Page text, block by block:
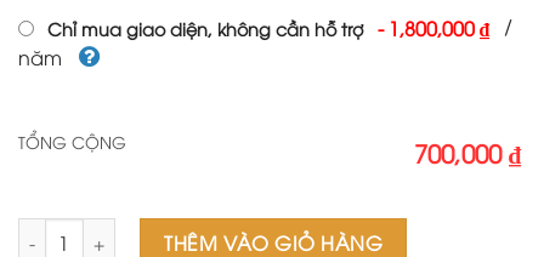
Chỉ mua giao diện, không cần hỗ trợ -1,800,000 ₫ /
năm
TỔNG CỘNG 700,000 ₫
Theme wordpress spa 03 số lượng
THÊM VÀO GIỎ HÀNG